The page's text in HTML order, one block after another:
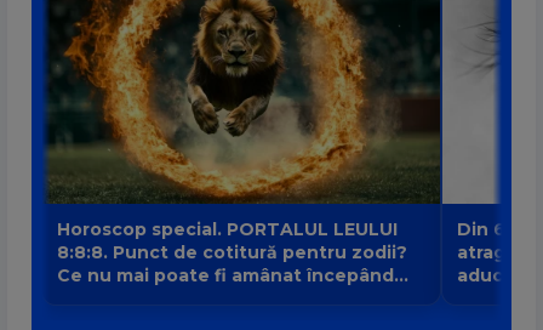
Horoscop special. PORTALUL LEULUI
8:8:8. Punct de cotitură pentru zodii?
Ce nu mai poate fi amânat începând
Din 6
atrage
aduce